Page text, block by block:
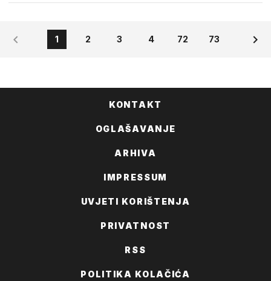
1 2 3 4 72 73
KONTAKT
OGLAŠAVANJE
ARHIVA
IMPRESSUM
UVJETI KORIŠTENJA
PRIVATNOST
RSS
POLITIKA KOLAČIĆA